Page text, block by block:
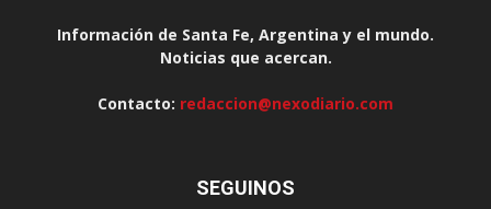
Información de Santa Fe, Argentina y el mundo.
Noticias que acercan.
Contacto: redaccion@nexodiario.com
SEGUINOS